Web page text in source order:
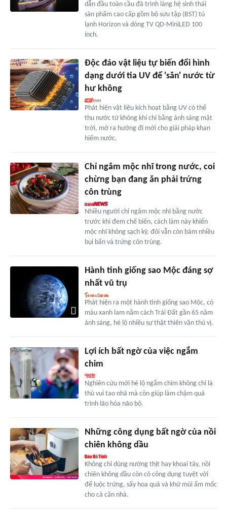
dẫn đầu toàn cầu đã trình làng hệ sinh thái
sản phẩm cao cấp gồm bộ sưu tập (BST) tủ
lạnh Horizon và dòng TV QD-MiniLED 100
inch.
Độc đáo vật liệu tự biến đổi hình
dạng dưới tia UV để 'săn' nước từ
hư không
Phát hiện vật liệu kích hoạt bằng UV có thể
thu nước từ không khí chỉ bằng ánh sáng mặt
trời, mở ra hướng đi mới cho giải pháp khan
hiếm nước.
Chỉ ngâm mộc nhĩ trong nước, coi
chừng bạn đang ăn phải trứng
côn trùng
Nhiều người chỉ ngâm mộc nhĩ bằng nước
trước khi đem chế biến, cách làm này khiến
mộc nhĩ không sạch kỹ, đôi vẫn còn bám nhiều
bụi bẩn và trứng côn trùng.
Hành tinh giống sao Mộc đáng sợ
nhất vũ trụ
Phát hiện ra một hành tinh giống sao Mộc, có
màu xanh lam nằm cách Trái Đất gần 65 năm
ánh sáng, hé lộ nhiều sự thật thiên văn thú vị.
Lợi ích bất ngờ của việc ngắm
chim
Nghiên cứu mới hé lộ ngắm chim không chỉ là
thú vui tao nhã mà còn giúp làm chậm quá
trình lão hóa não bộ.
Những công dụng bất ngờ của nồi
chiên không dầu
Không chỉ dùng nướng thịt hay khoai tây, nồi
chiên không dầu còn có công dụng tuyệt vời
để luộc trứng, sấy hoa quả và khử mùi ẩm mốc
cho cả căn nhà.